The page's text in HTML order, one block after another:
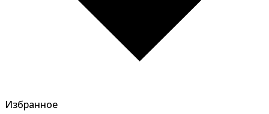
Избранное